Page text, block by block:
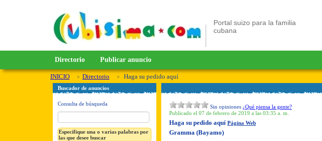
Portal suizo para la familia
cubana
Directorio Publicar anuncio
INICIO Directorio Haga su pedido aquí
Buscador de anuncios
Consulta de búsqueda
Especifique una o varias palabras por
las que desee buscar
Sin opiniones ¿Qué piensa la gente?
Publicado el 07 de febrero de 2019 a las 03:35 a. m.
Haga su pedido aquí Página Web
Gramma (Bayamo)